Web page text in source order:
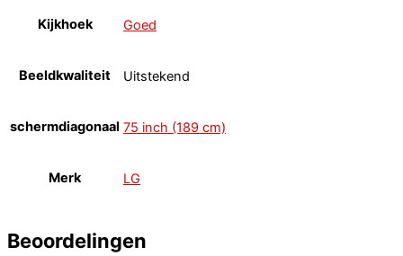
Kijkhoek Goed
Beeldkwaliteit Uitstekend
schermdiagonaal 75 inch (189 cm)
Merk LG
Beoordelingen